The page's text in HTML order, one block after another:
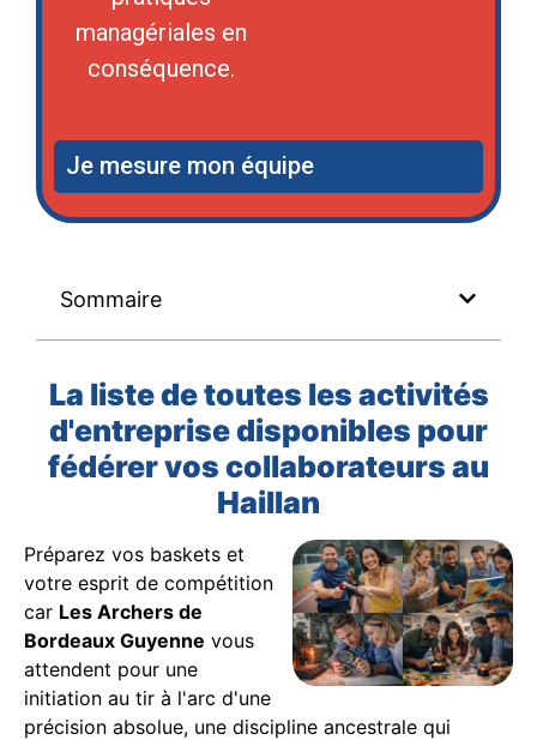
managériales en
conséquence.
Je mesure mon équipe
Sommaire
La liste de toutes les activités
d'entreprise disponibles pour
fédérer vos collaborateurs au
Haillan
Préparez vos baskets et
votre esprit de compétition
car Les Archers de
Bordeaux Guyenne vous
attendent pour une
initiation au tir à l'arc d'une
précision absolue, une discipline ancestrale qui